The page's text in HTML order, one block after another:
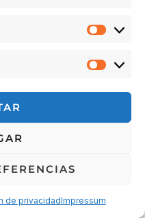
de privacidadImpressum
|Política de Cookies|
devoluciones y